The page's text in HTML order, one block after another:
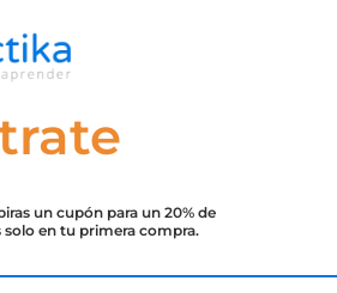
un cupón para un 20% de
en tu primera compra.